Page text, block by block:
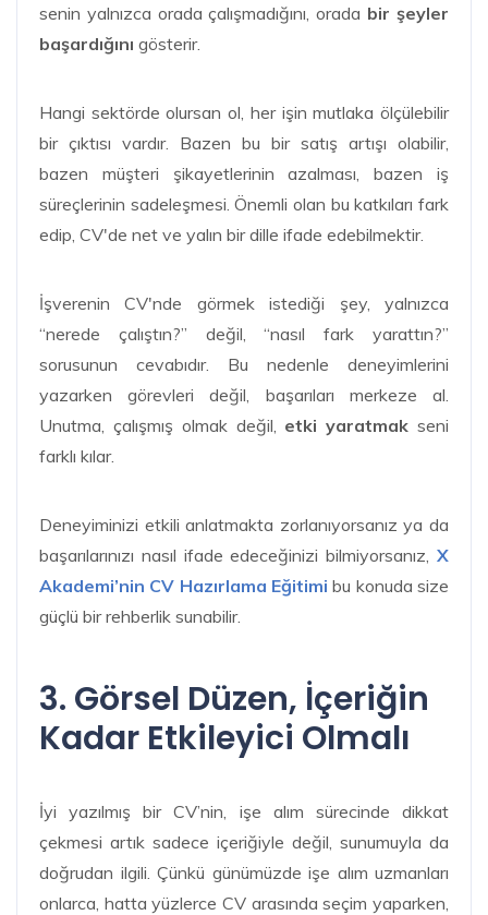
senin yalnızca orada çalışmadığını, orada bir şeyler
başardığını gösterir.
Hangi sektörde olursan ol, her işin mutlaka ölçülebilir
bir çıktısı vardır. Bazen bu bir satış artışı olabilir,
bazen müşteri şikayetlerinin azalması, bazen iş
süreçlerinin sadeleşmesi. Önemli olan bu katkıları fark
edip, CV'de net ve yalın bir dille ifade edebilmektir.
İşverenin CV'nde görmek istediği şey, yalnızca
“nerede çalıştın?” değil, “nasıl fark yarattın?”
sorusunun cevabıdır. Bu nedenle deneyimlerini
yazarken görevleri değil, başarıları merkeze al.
Unutma, çalışmış olmak değil, etki yaratmak seni
farklı kılar.
Deneyiminizi etkili anlatmakta zorlanıyorsanız ya da
başarılarınızı nasıl ifade edeceğinizi bilmiyorsanız, X
Akademi’nin CV Hazırlama Eğitimi bu konuda size
güçlü bir rehberlik sunabilir.
3. Görsel Düzen, İçeriğin
Kadar Etkileyici Olmalı
İyi yazılmış bir CV’nin, işe alım sürecinde dikkat
çekmesi artık sadece içeriğiyle değil, sunumuyla da
doğrudan ilgili. Çünkü günümüzde işe alım uzmanları
onlarca, hatta yüzlerce CV arasında seçim yaparken,